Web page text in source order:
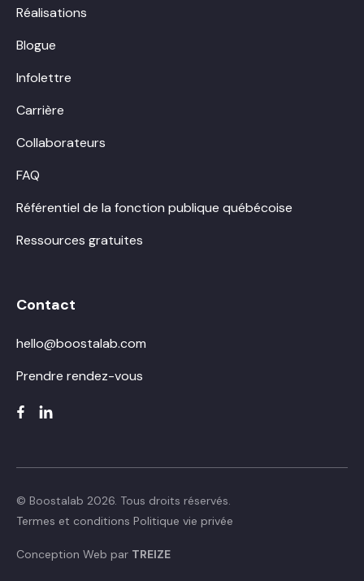
Réalisations
Blogue
Infolettre
Carrière
Collaborateurs
FAQ
Référentiel de la fonction publique québécoise
Ressources gratuites
Contact
hello@boostalab.com
Prendre rendez-vous
© Boostalab 2026. Tous droits réservés.
Termes et conditions Politique vie privée
Conception Web par TREIZE